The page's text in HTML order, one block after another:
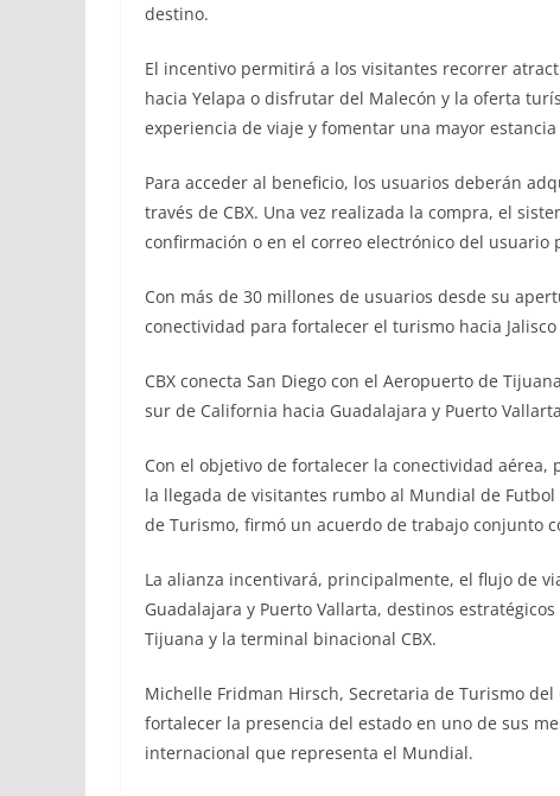
destino.
El incentivo permitirá a los visitantes recorrer
hacia Yelapa o disfrutar del Malecón y la oferta
experiencia de viaje y fomentar una mayor
Para acceder al beneficio, los usuarios deberán
través de CBX. Una vez realizada la compra, el
confirmación o en el correo electrónico del usuario
Con más de 30 millones de usuarios desde su
conectividad para fortalecer el turismo hacia
CBX conecta San Diego con el Aeropuerto de
sur de California hacia Guadalajara y Puerto
Con el objetivo de fortalecer la conectividad
la llegada de visitantes rumbo al Mundial de
de Turismo, firmó un acuerdo de trabajo conjunto
La alianza incentivará, principalmente, el flujo de
Guadalajara y Puerto Vallarta, destinos
Tijuana y la terminal binacional CBX.
Michelle Fridman Hirsch, Secretaria de Turismo
fortalecer la presencia del estado en uno de sus
internacional que representa el Mundial.